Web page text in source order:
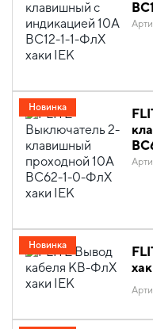
Новинка
Новинка